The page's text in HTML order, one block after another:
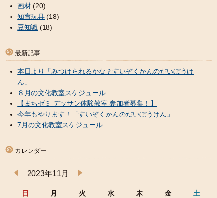
画材 (20)
知育玩具 (18)
豆知識 (18)
最新記事
本日より「みつけられるかな？すいぞくかんのだいぼうけ
ん」
８月の文化教室スケジュール
【まちゼミ デッサン体験教室 参加者募集！】
今年もやります！「すいぞくかんのだいぼうけん」
7月の文化教室スケジュール
カレンダー
2023年11月
日 月 火 水 木 金 土